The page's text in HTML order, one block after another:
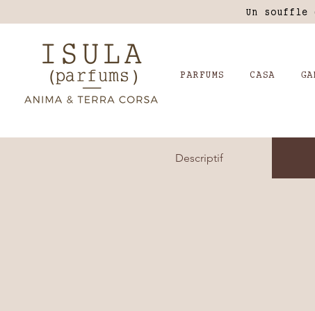
Un souffle
PARFUMS CASA
Descriptif